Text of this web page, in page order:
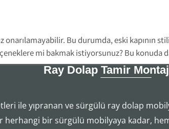
onarılamayabilir. Bu durumda, eski kapının
mi bakmak istiyorsunuz? Bu konuda
Ray Dolap Tamir
ile yıpranan ve sürgülü ray dolap
herhangi bir sürgülü mobilyaya kadar,
Ray Dolap Mekanizma Sistemleri
Tezcan Usta ((( 554 858